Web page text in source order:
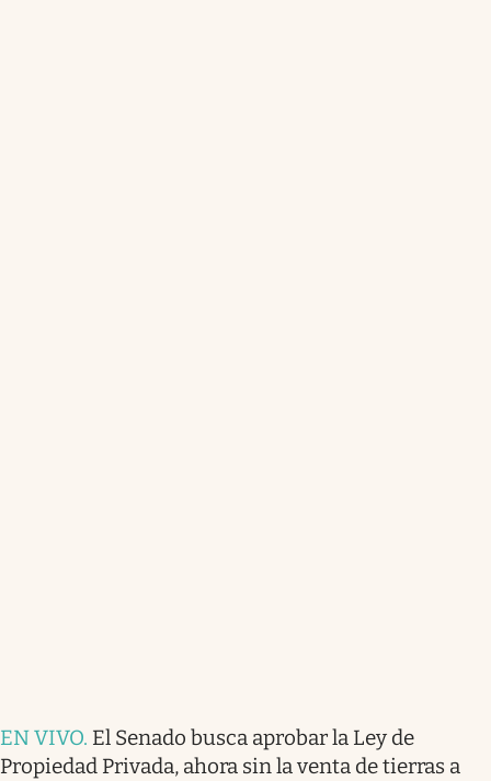
EN VIVO. El Senado busca aprobar la Ley de
Propiedad Privada, ahora sin la venta de tierras a